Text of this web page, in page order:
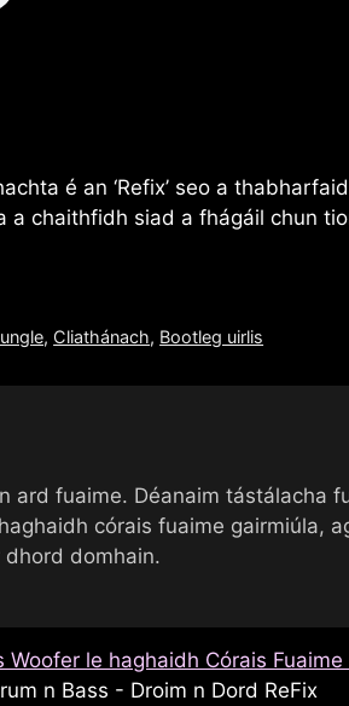
é an ‘Refix’ seo a
a chaithfidh siad a fhágáil chun
, Cliathánach, Bootleg uirlis
ard fuaime. Déanaim tástálacha
córais fuaime gairmiúla,
domhain.
le haghaidh Córais Fuaime
n Bass - Droim n Dord ReFix